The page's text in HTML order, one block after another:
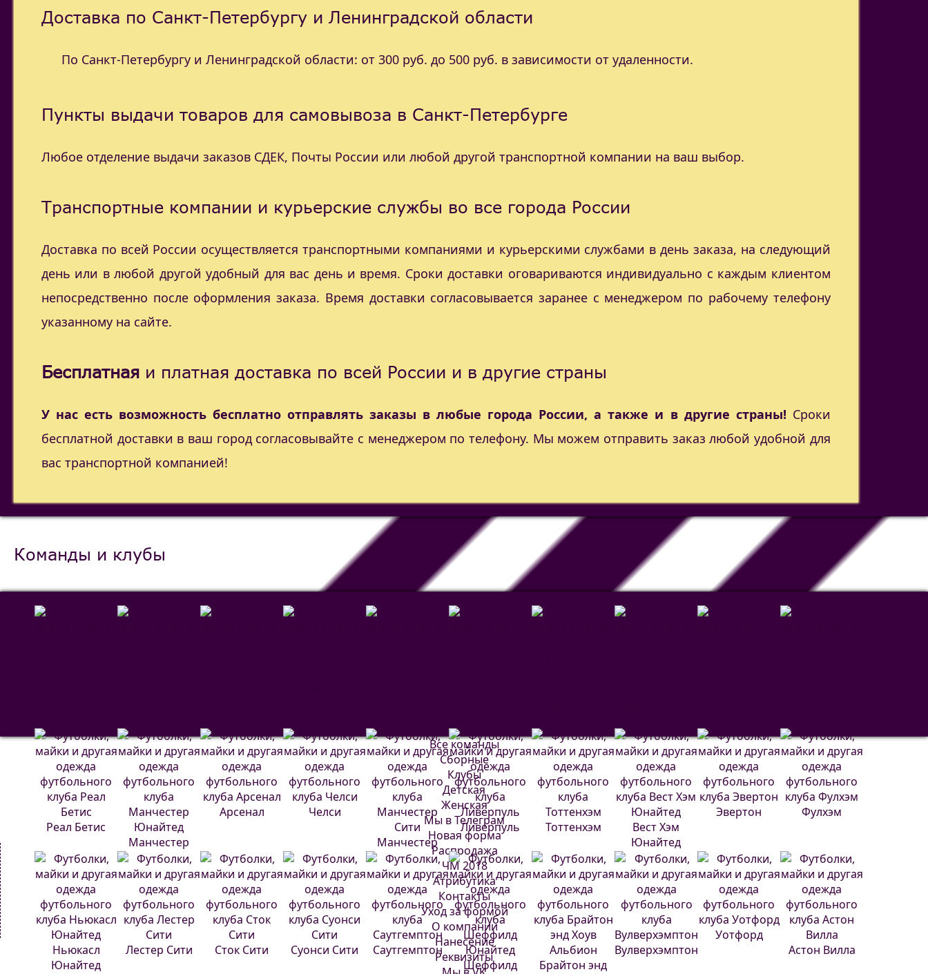
Доставка по Санкт-Петербургу и Ленинградской области
По Санкт-Петербургу и Ленинградской области: от 300 руб. до 500 руб. в зависимости от удаленности.
Пункты выдачи товаров для самовывоза в Санкт-Петербурге
Любое отделение выдачи заказов СДЕК, Почты России или любой другой транспортной компании на ваш выбор.
Транспортные компании и курьерские службы во все города России
Доставка по всей России осуществляется транспортными компаниями и курьерскими службами в день заказа, на следующий
день или в любой другой удобный для вас день и время. Сроки доставки оговариваются индивидуально с каждым клиентом
непосредственно после оформления заказа. Время доставки согласовывается заранее с менеджером по рабочему телефону
указанному на сайте.
Бесплатная и платная доставка по всей России и в другие страны
У нас есть возможность бесплатно отправлять заказы в любые города России, а также и в другие страны! Сроки
бесплатной доставки в ваш город согласовывайте с менеджером по телефону. Мы можем отправить заказ любой удобной для
вас транспортной компанией!
Команды и клубы
Реал Бетис
Манчестер
Юнайтед
Арсенал
Челси
Манчестер
Сити
Ливерпуль Тоттенхэм
Вест Хэм
Юнайтед
Эвертон Фулхэм
Ньюкасл
Юнайтед
Лестер Сити Сток Сити Суонси Сити
Саутгемптон
Шеффилд
Брайтон энд
Вулверхэмптон
Уотфорд
Астон Вилла
Все команды
Сборные
Клубы
Детская
Женская
Мы в Телеграм
Новая форма
Распродажа
ЧМ 2018
Атрибутика
Контакты
Уход за формой
О компании
Нанесение
Реквизиты